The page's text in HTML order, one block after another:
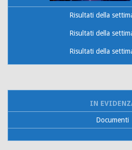
Risultati della
Risultati della
Risultati della
IN
Documenti